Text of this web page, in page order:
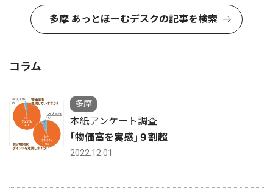
多摩 あっとほーむデスクの記事を検索
コラム
多摩
本紙アンケート調査
｢物価高を実感｣９割超
2022.12.01